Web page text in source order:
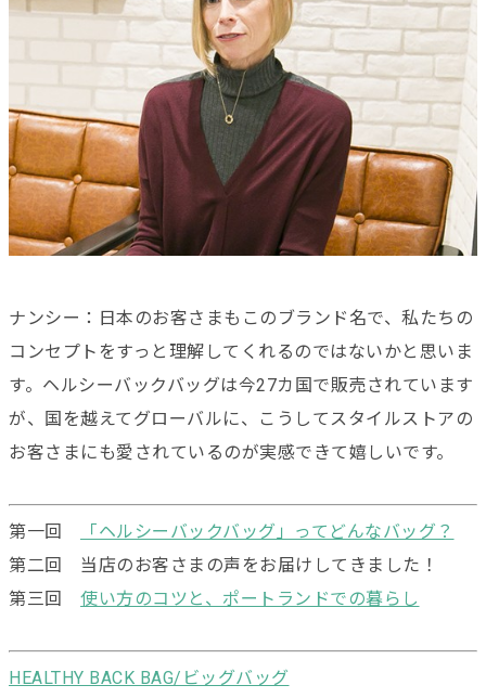
ナンシー：日本のお客さまもこのブランド名で、私たちの
コンセプトをすっと理解してくれるのではないかと思いま
す。ヘルシーバックバッグは今27カ国で販売されています
が、国を越えてグローバルに、こうしてスタイルストアの
お客さまにも愛されているのが実感できて嬉しいです。
第一回
「ヘルシーバックバッグ」ってどんなバッグ？
第二回 当店のお客さまの声をお届けしてきました！
第三回 使い方のコツと、ポートランドでの暮らし
HEALTHY BACK BAG/ビッグバッグ